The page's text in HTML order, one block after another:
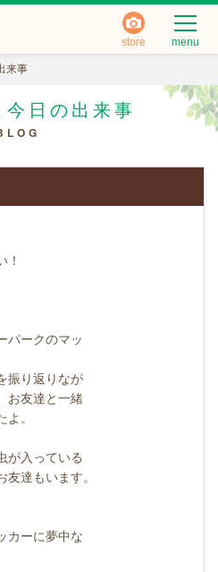
menu
store
来事
日の出来事
！
パークのマッ
振り返りなが
お友達と一緒
。
が入っている
達もいます。
カーに夢中な